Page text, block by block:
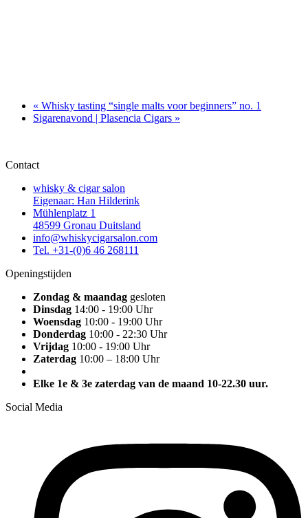
« Whisky tasting “single malts voor beginners” no. 1
Sigarenavond | Plasencia Cigars »
Contact
whisky & cigar salon
Eigenaar: Han Hilderink
Mühlenplatz 1
48599 Gronau Duitsland
info@whiskycigarsalon.com
Tel. +31-(0)6 46 268111
Openingstijden
Zondag & maandag gesloten
Dinsdag 14:00 - 19:00 Uhr
Woensdag 10:00 - 19:00 Uhr
Donderdag 10:00 - 22:30 Uhr
Vrijdag 10:00 - 19:00 Uhr
Zaterdag 10:00 – 18:00 Uhr
Elke 1e & 3e zaterdag van de maand 10-22.30 uur.
Social Media